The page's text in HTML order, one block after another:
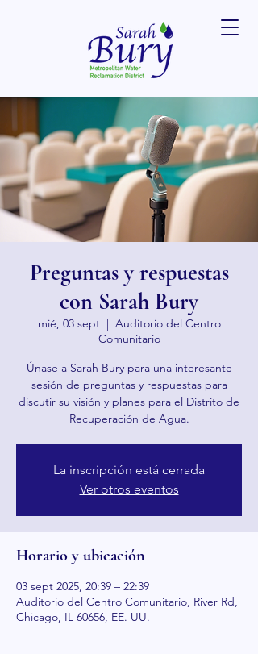
Preguntas y respuestas
con Sarah Bury
mié, 03 sept
  |
Auditorio del Centro
Comunitario
Únase a Sarah Bury para una interesante
sesión de preguntas y respuestas para
discutir su visión y planes para el Distrito de
Recuperación de Agua.
La inscripción está cerrada
Ver otros eventos
Horario y ubicación
03 sept 2025, 20:39 – 22:39
Auditorio del Centro Comunitario, River Rd,
Chicago, IL 60656, EE. UU.